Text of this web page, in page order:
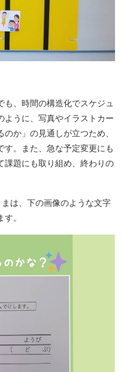
も、時間の構造化でスケジュ
ように、写真やイラストカー
か」の見通しが立つため、
す。また、急な予定変更にも
課題にも取り組め、終わりの
は、下の画像のような文字
。